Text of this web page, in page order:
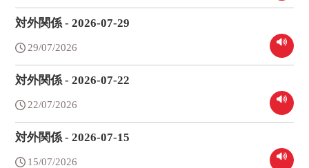
対外関係 - 2026-07-29
29/07/2026
対外関係 - 2026-07-22
22/07/2026
対外関係 - 2026-07-15
15/07/2026